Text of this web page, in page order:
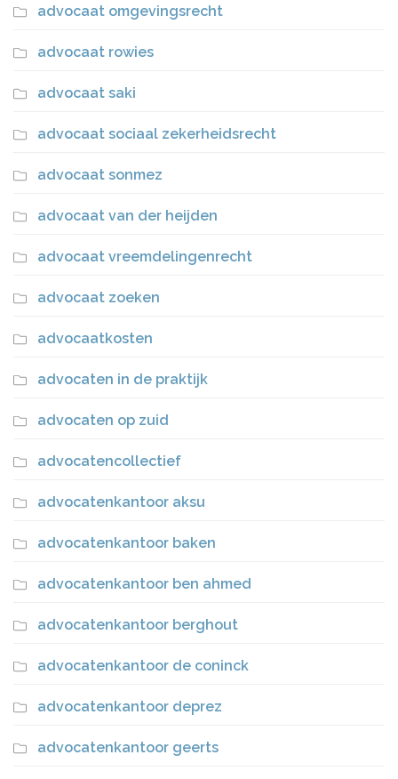
advocaat omgevingsrecht
advocaat rowies
advocaat saki
advocaat sociaal zekerheidsrecht
advocaat sonmez
advocaat van der heijden
advocaat vreemdelingenrecht
advocaat zoeken
advocaatkosten
advocaten in de praktijk
advocaten op zuid
advocatencollectief
advocatenkantoor aksu
advocatenkantoor baken
advocatenkantoor ben ahmed
advocatenkantoor berghout
advocatenkantoor de coninck
advocatenkantoor deprez
advocatenkantoor geerts